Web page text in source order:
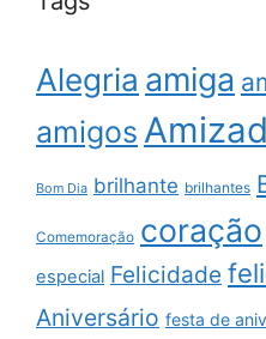
Alegria amiga
amigos
Bom Dia brilhante brilhantes
Comemoração coração
especial Felicidade
Aniversário festa de